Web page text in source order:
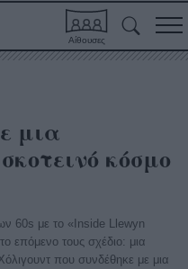
Αίθουσες
μια
κόσμο
60s με το «Inside Llewyn
επόμενο τους σχέδιο: μια
που συνδέθηκε με μια